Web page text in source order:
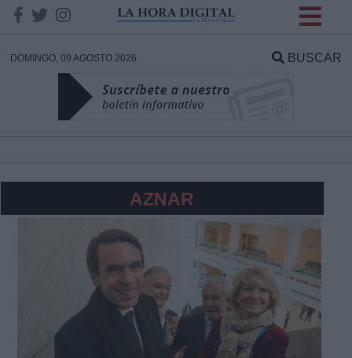
DOMINGO, 09 AGOSTO 2026 BUSCAR
AZNAR
DATOS
Responsable:
Destinatarios: